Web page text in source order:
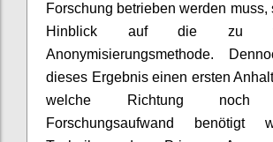
Forschung betrieben werden muss,
Hinblick auf die zu
Anonymisierungsmethode.
dieses Ergebnis einen ersten
welche Richtung noch
Forschungsaufwand benötigt